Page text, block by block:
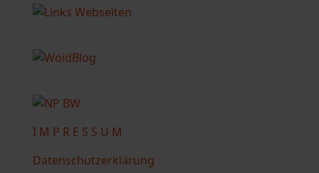
I M P R E S S U M
Datenschutzerklärung